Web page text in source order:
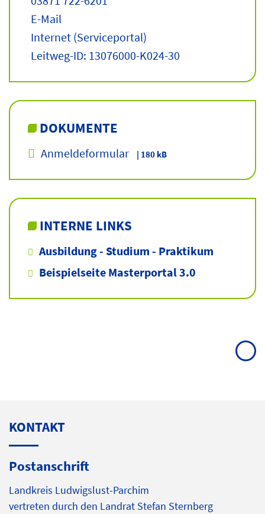
E-Mail
Internet (Serviceportal)
Leitweg-ID: 13076000-K024-30
DOKUMENTE
Anmeldeformular | 180 kB
INTERNE LINKS
Ausbildung - Studium - Praktikum
Beispielseite Masterportal 3.0
KONTAKT
Postanschrift
Landkreis Ludwigslust-Parchim
vertreten durch den Landrat Stefan Sternberg